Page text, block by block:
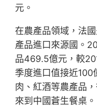
元。
在農產品領域，法
產品進口來源國。
品469.5億元，較
季度進口值接近100
肉、紅酒等農產品
來到中國蒼生餐桌。